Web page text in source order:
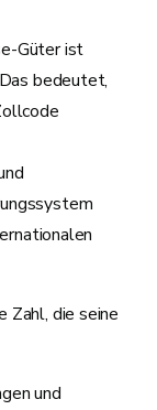
Güter ist
bedeutet,
Zahl, die seine
und